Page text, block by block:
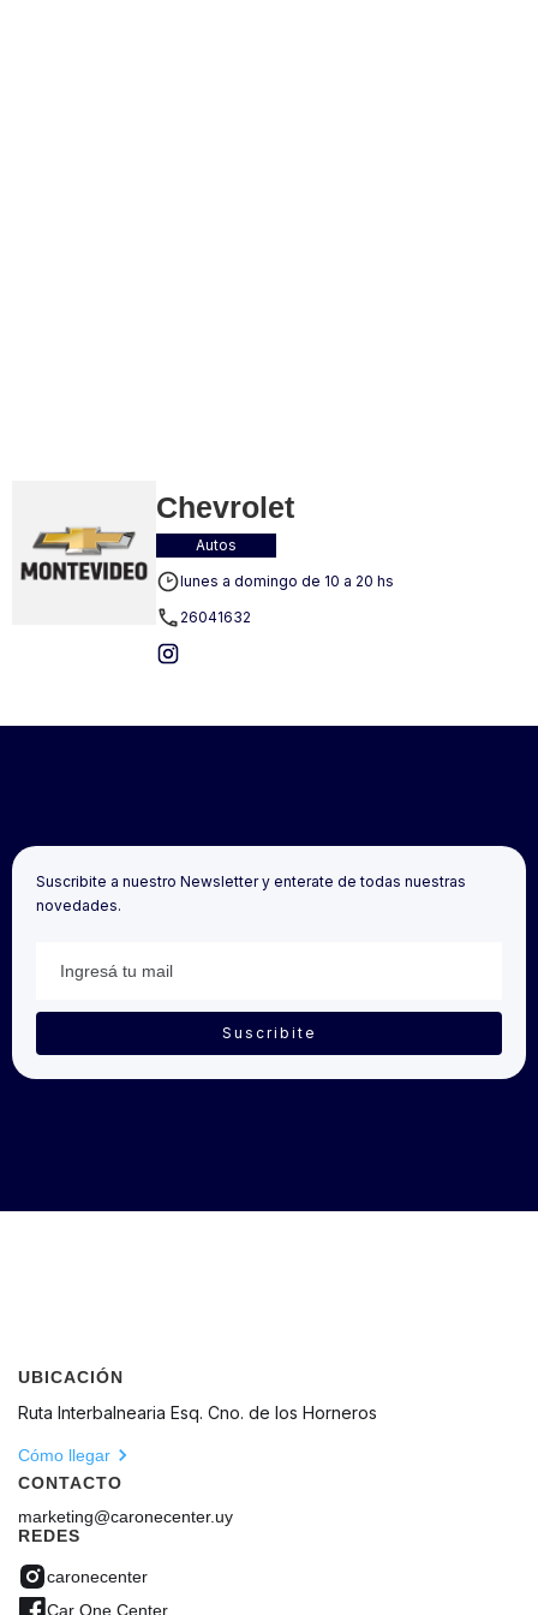
Chevrolet
Autos
lunes a domingo de 10 a 20 hs
26041632
Suscribite a nuestro Newsletter y enterate de todas nuestras
novedades.
UBICACIÓN
Ruta Interbalnearia Esq. Cno. de los Horneros
Cómo llegar
CONTACTO
marketing@caronecenter.uy
REDES
caronecenter
Car One Center